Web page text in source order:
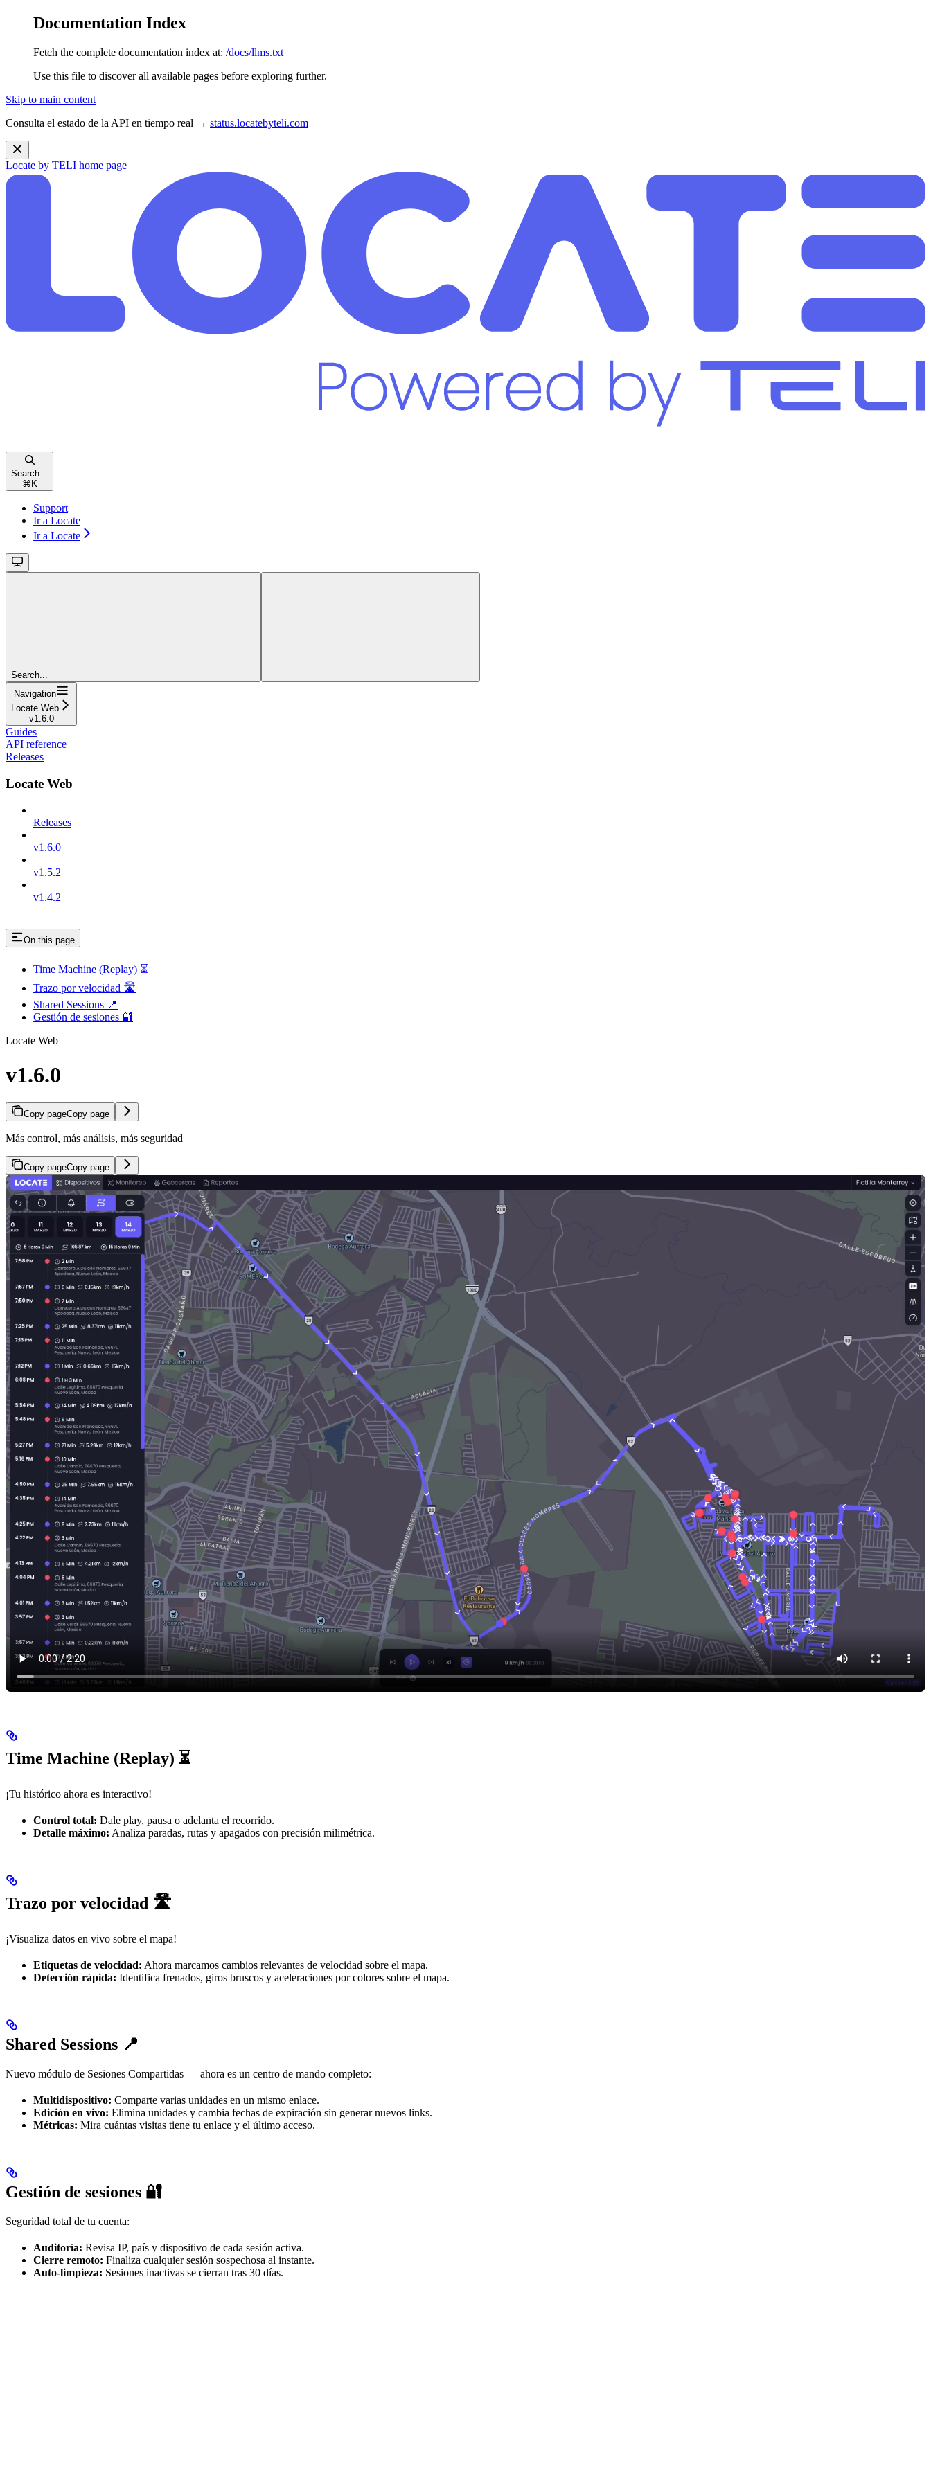
Documentation Index
Fetch the complete documentation index at: /docs/llms.txt
Use this file to discover all available pages before exploring further.
Skip to main content
Consulta el estado de la API en tiempo real → status.locatebyteli.com
Locate by TELI home page
Search...
⌘ K
Support
Ir a Locate
Ir a Locate
Search...
Navigation
Locate Web
v1.6.0
Guides
API reference
Releases
Locate Web
Releases
v1.6.0
v1.5.2
v1.4.2
On this page
Time Machine (Replay) ⏳
Trazo por velocidad 🛣️
Shared Sessions 📍
Gestión de sesiones 🔐
Locate Web
v1.6.0
Copy pageCopy page
Más control, más análisis, más seguridad
Copy pageCopy page
Time Machine (Replay) ⏳
¡Tu histórico ahora es interactivo!
Control total: Dale play, pausa o adelanta el recorrido.
Detalle máximo: Analiza paradas, rutas y apagados con precisión milimétrica.
Trazo por velocidad 🛣️
¡Visualiza datos en vivo sobre el mapa!
Etiquetas de velocidad: Ahora marcamos cambios relevantes de velocidad sobre el mapa.
Detección rápida: Identifica frenados, giros bruscos y aceleraciones por colores sobre el mapa.
Shared Sessions 📍
Nuevo módulo de Sesiones Compartidas — ahora es un centro de mando completo:
Multidispositivo: Comparte varias unidades en un mismo enlace.
Edición en vivo: Elimina unidades y cambia fechas de expiración sin generar nuevos links.
Métricas: Mira cuántas visitas tiene tu enlace y el último acceso.
Gestión de sesiones 🔐
Seguridad total de tu cuenta:
Auditoría: Revisa IP, país y dispositivo de cada sesión activa.
Cierre remoto: Finaliza cualquier sesión sospechosa al instante.
Auto-limpieza: Sesiones inactivas se cierran tras 30 días.